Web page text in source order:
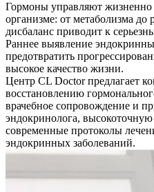
Гормоны управляют
организме: от метаболизма
дисбаланс приводит к
Раннее выявление
предотвратить
высокое качество жизни.
Центр CL Doctor предлагает
восстановлению
врачебное сопровождение и
эндокринолога,
современные протоколы
эндокринных заболеваний.